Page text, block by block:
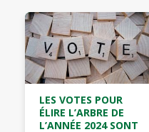
LES VOTES POUR
ÉLIRE L’ARBRE DE
L’ANNÉE 2024 SONT